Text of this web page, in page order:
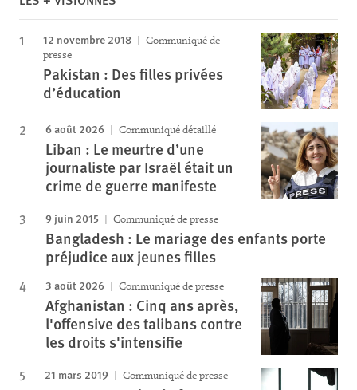
12 novembre 2018
Communiqué de
presse
Pakistan : Des filles privées
d’éducation
6 août 2026 Communiqué détaillé
Liban : Le meurtre d’une
journaliste par Israël était un
crime de guerre manifeste
9 juin 2015 Communiqué de presse
Bangladesh : Le mariage des enfants porte
préjudice aux jeunes filles
3 août 2026 Communiqué de presse
Afghanistan : Cinq ans après,
l'offensive des talibans contre
les droits s'intensifie
21 mars 2019 Communiqué de presse